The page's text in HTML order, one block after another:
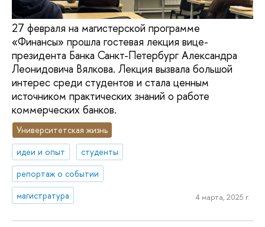
27 февраля на магистерской программе
«Финансы» прошла гостевая лекция вице-
президента Банка Санкт-Петербург Александра
Леонидовича Вялкова. Лекция вызвала большой
интерес среди студентов и стала ценным
источником практических знаний о работе
коммерческих банков.
Университетская жизнь
идеи и опыт
студенты
репортаж о событии
магистратура
4 марта, 2025 г.